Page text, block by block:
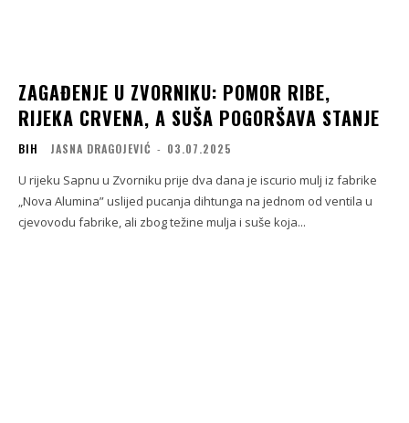
ZAGAĐENJE U ZVORNIKU: POMOR RIBE,
RIJEKA CRVENA, A SUŠA POGORŠAVA STANJE
BIH JASNA DRAGOJEVIĆ - 03.07.2025
U rijeku Sapnu u Zvorniku prije dva dana je iscurio mulj iz fabrike
„Nova Alumina” uslijed pucanja dihtunga na jednom od ventila u
cjevovodu fabrike, ali zbog težine mulja i suše koja...